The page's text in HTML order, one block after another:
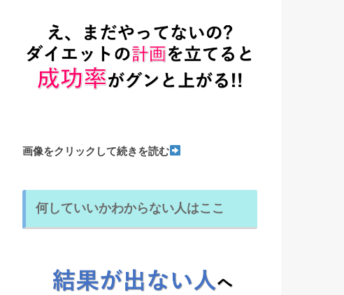
画像をクリックして続きを読む
何していいかわからない人はここ